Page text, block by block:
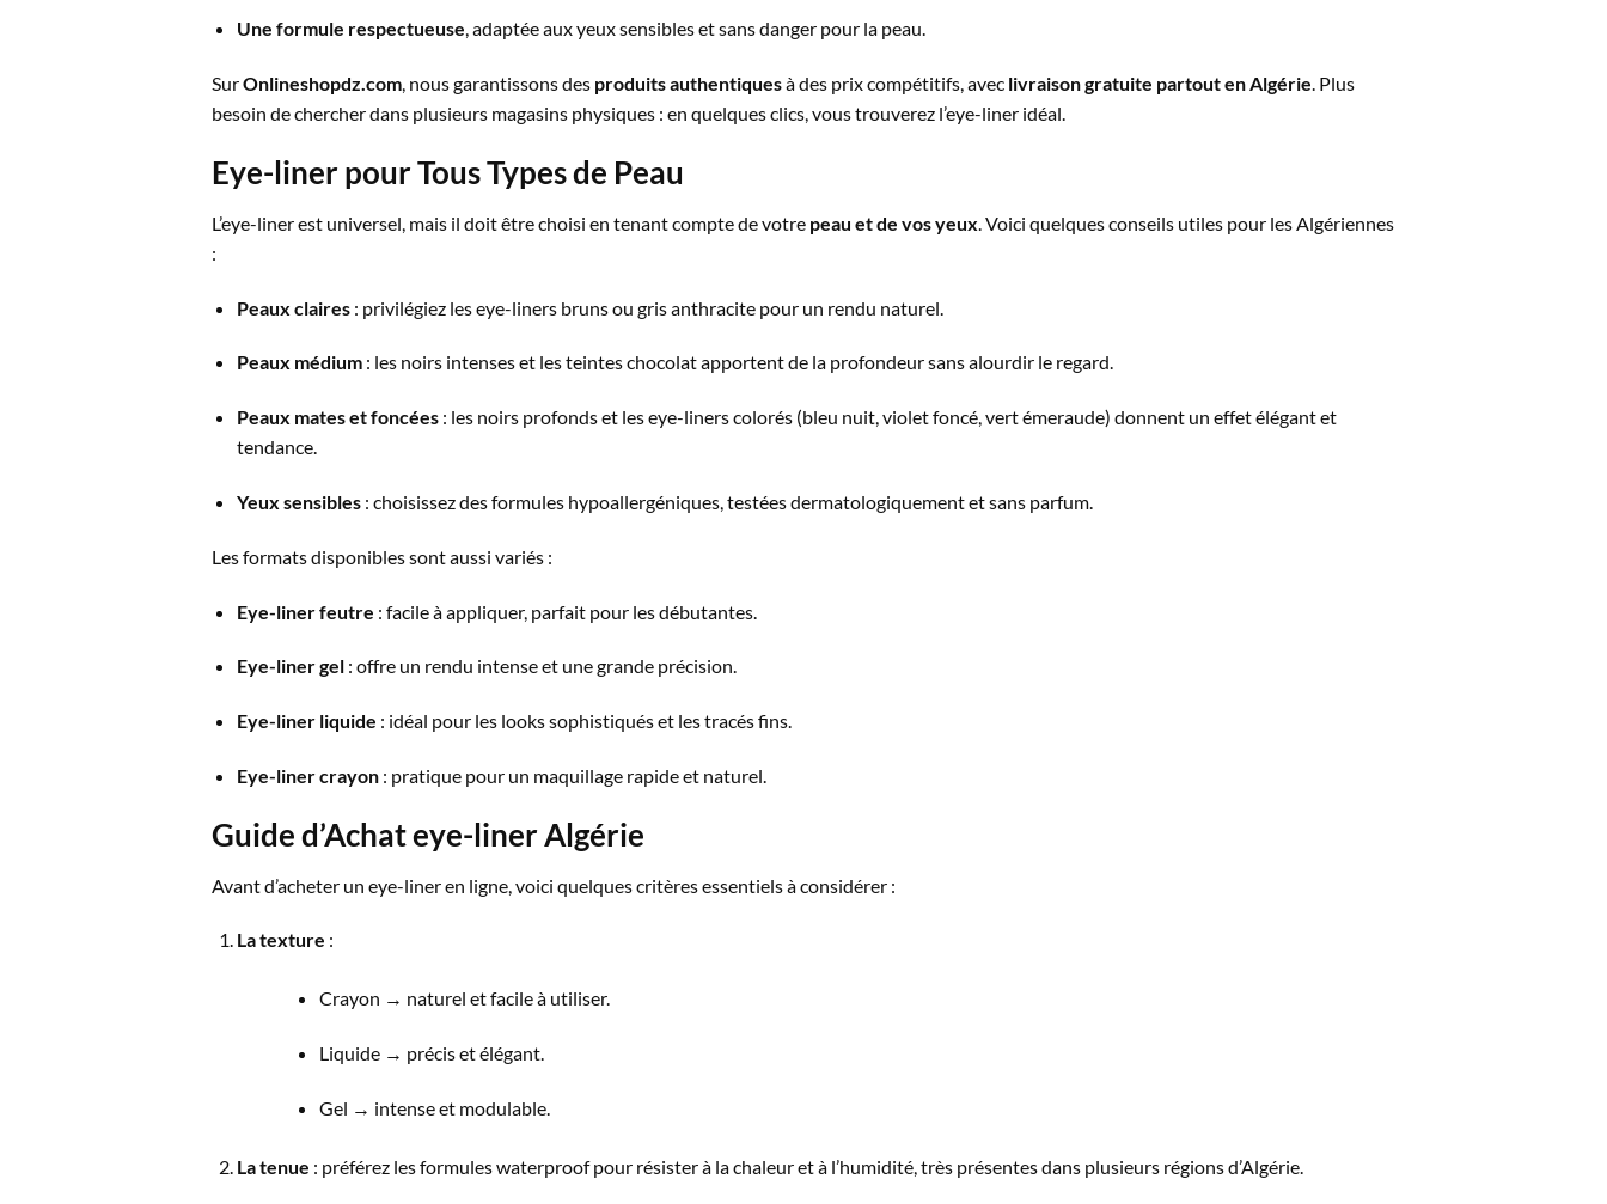
Une formule respectueuse, adaptée aux yeux sensibles et sans danger pour la peau.
SurOnlineshopdz.com, nous garantissons des produits authentiquesà des prix compétitifs, avec livraison gratuite partout en Algérie. Plus
besoin de chercher dans plusieurs magasins physiques : en quelques clics, vous trouverez l’eye-liner idéal.
Eye-liner pour Tous Types de Peau
L’eye-liner est universel, mais il doit être choisi en tenant compte de votre peau et de vos yeux. Voici quelques conseils utiles pour les Algériennes
:
Peaux claires: privilégiez les eye-liners bruns ou gris anthracite pour un rendu naturel.
Peaux médium: les noirs intenses et les teintes chocolat apportent de la profondeur sans alourdir le regard.
Peaux mates et foncées: les noirs profonds et les eye-liners colorés (bleu nuit, violet foncé, vert émeraude) donnent un effet élégant et
tendance.
Yeux sensibles: choisissez des formules hypoallergéniques, testées dermatologiquement et sans parfum.
Les formats disponibles sont aussi variés :
Eye-linerfeutre : facile à appliquer, parfait pour les débutantes.
Eye-linergel: offre un rendu intense et une grande précision.
Eye-linerliquide : idéal pour les looks sophistiqués et les tracés fins.
Eye-linercrayon: pratique pour un maquillage rapide et naturel.
Guide d’Achat eye-liner Algérie
Avant d’acheter un eye-liner en ligne, voici quelques critères essentiels à considérer :
La texture :
Crayon → naturel et facile à utiliser.
Liquide → précis et élégant.
Gel → intense et modulable.
La tenue : préférez les formules waterproof pour résister à la chaleur et à l’humidité, très présentes dans plusieurs régions d’Algérie.